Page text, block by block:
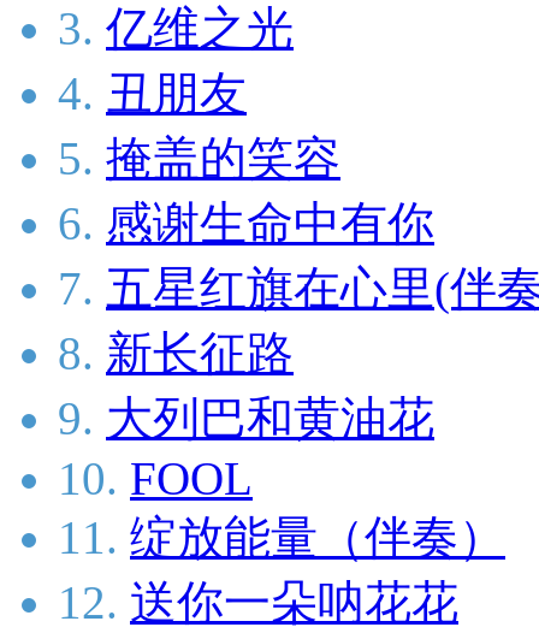
3. 亿维之光
4. 丑朋友
5. 掩盖的笑容
6. 感谢生命中有你
7. 五星红旗在心里(伴
8. 新长征路
9. 大列巴和黄油花
10. FOOL
11. 绽放能量（伴奏）
12. 送你一朵呐花花